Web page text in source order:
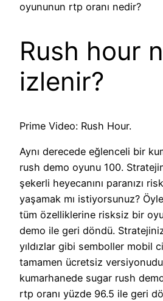
oyununun rtp oranı nedir?
Rush hour
izlenir?
Prime Video: Rush Hour.
Aynı derecede eğlenceli bir
rush demo oyunu 100.
şekerli heyecanını paranızı
yaşamak mı istiyorsunuz?
tüm özelliklerine risksiz bir
demo ile geri döndü.
yıldızlar gibi semboller mobil
tamamen ücretsiz
kumarhanede sugar rush
rtp oranı yüzde 96.5 ile geri